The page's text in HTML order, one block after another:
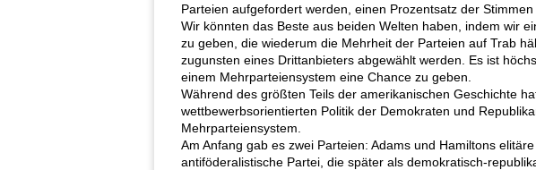
Parteien aufgefordert werden, einen Prozentsatz der
Wir könnten das Beste aus beiden Welten haben, indem wir
zu geben, die wiederum die Mehrheit der Parteien auf Trab
zugunsten eines Drittanbieters abgewählt werden. Es ist
einem Mehrparteiensystem eine Chance zu geben.
Während des größten Teils der amerikanischen Geschichte
wettbewerbsorientierten Politik der Demokraten und
Mehrparteiensystem.
Am Anfang gab es zwei Parteien: Adams und Hamiltons
antiföderalistische Partei, die später als demokratisch-